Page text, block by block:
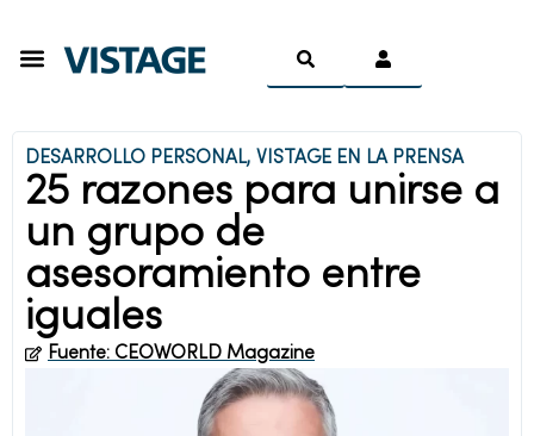
DESARROLLO PERSONAL, VISTAGE EN LA PRENSA
25 razones para unirse a
un grupo de
asesoramiento entre
iguales
Fuente: CEOWORLD Magazine